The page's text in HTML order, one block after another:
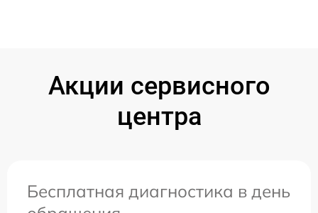
Акции сервисного
центра
Бесплатная диагностика в день